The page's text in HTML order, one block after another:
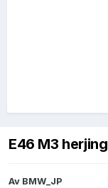
E46 M3 herjing
Av BMW_JP